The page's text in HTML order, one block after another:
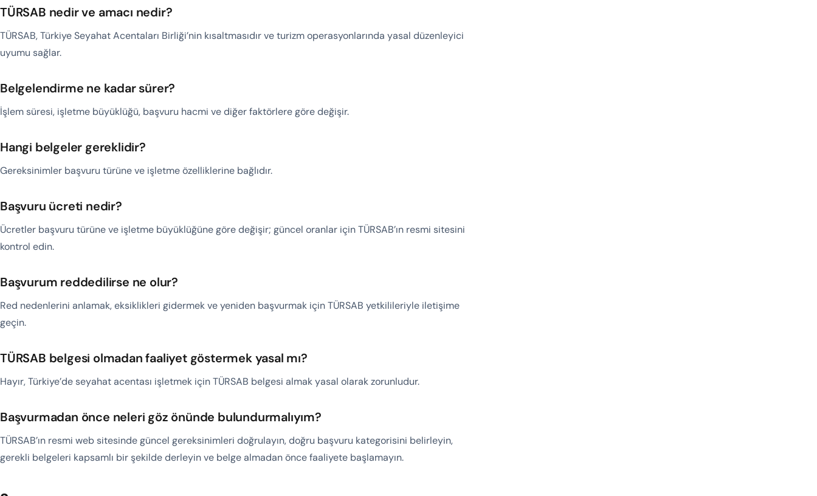
TÜRSAB nedir ve amacı nedir?
TÜRSAB, Türkiye Seyahat Acentaları Birliği’nin kısaltmasıdır ve turizm operasyonlarında yasal düzenleyici
uyumu sağlar.
Belgelendirme ne kadar sürer?
İşlem süresi, işletme büyüklüğü, başvuru hacmi ve diğer faktörlere göre değişir.
Hangi belgeler gereklidir?
Gereksinimler başvuru türüne ve işletme özelliklerine bağlıdır.
Başvuru ücreti nedir?
Ücretler başvuru türüne ve işletme büyüklüğüne göre değişir; güncel oranlar için TÜRSAB’ın resmi sitesini
kontrol edin.
Başvurum reddedilirse ne olur?
Red nedenlerini anlamak, eksiklikleri gidermek ve yeniden başvurmak için TÜRSAB yetkilileriyle iletişime
geçin.
TÜRSAB belgesi olmadan faaliyet göstermek yasal mı?
Hayır, Türkiye’de seyahat acentası işletmek için TÜRSAB belgesi almak yasal olarak zorunludur.
Başvurmadan önce neleri göz önünde bulundurmalıyım?
TÜRSAB’ın resmi web sitesinde güncel gereksinimleri doğrulayın, doğru başvuru kategorisini belirleyin,
gerekli belgeleri kapsamlı bir şekilde derleyin ve belge almadan önce faaliyete başlamayın.